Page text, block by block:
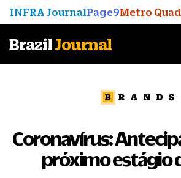
INFRA JournalPage9Metro
BrazilJournal
Coronavírus:
próximo estágio